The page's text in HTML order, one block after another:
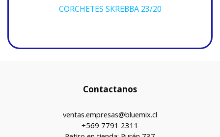
CORCHETES SKREBBA 23/20
Contactanos
ventas.empresas@bluemix.cl
+569 7791 2311